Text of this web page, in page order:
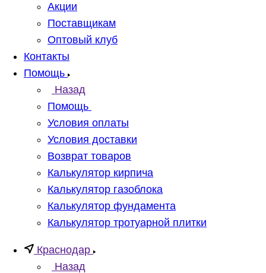
Акции
Поставщикам
Оптовый клуб
Контакты
Помощь
Назад
Помощь
Условия оплаты
Условия доставки
Возврат товаров
Калькулятор кирпича
Калькулятор газоблока
Калькулятор фундамента
Калькулятор тротуарной плитки
Краснодар
Назад